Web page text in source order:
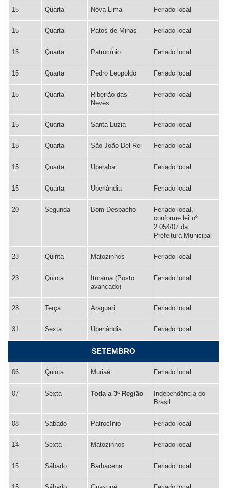
15 Quarta Nova Lima Feriado local
15 Quarta Patos de Minas Feriado local
15 Quarta Patrocínio Feriado local
15 Quarta Pedro Leopoldo Feriado local
15 Quarta
Ribeirão das
Neves
Feriado local
15 Quarta Santa Luzia Feriado local
15 Quarta São João Del Rei Feriado local
15 Quarta Uberaba Feriado local
15 Quarta Uberlândia Feriado local
20 Segunda Bom Despacho
Feriado local,
conforme lei nº
2.054/07 da
Prefeitura Municipal
23 Quinta Matozinhos Feriado local
23 Quinta
Iturama (Posto
avançado)
Feriado local
28 Terça Araguari Feriado local
31 Sexta Uberlândia Feriado local
SETEMBRO
06 Quinta Muriaé Feriado local
07 Sexta Toda a 3ª Região
Independência do
Brasil
08 Sábado Patrocínio Feriado local
14 Sexta Matozinhos Feriado local
15 Sábado Barbacena Feriado local